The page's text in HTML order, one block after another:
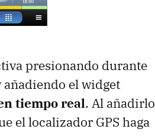
presionando durante
añadiendo el widget
tiempo real. Al añadirlo
el localizador GPS haga